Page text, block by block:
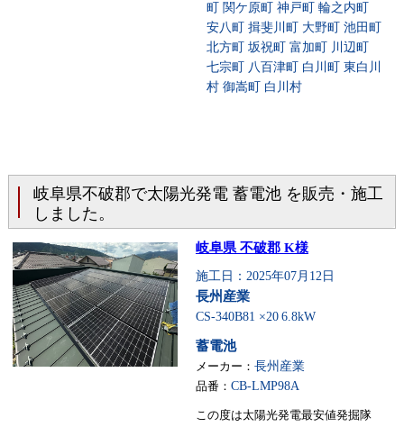
町 関ケ原町 神戸町 輪之内町
安八町 揖斐川町 大野町 池田町
北方町 坂祝町 富加町 川辺町
七宗町 八百津町 白川町 東白川
村 御嵩町 白川村
岐阜県不破郡で太陽光発電 蓄電池 を販売・施工
しました。
岐阜県 不破郡 K様
施工日：2025年07月12日
長州産業
CS-340B81 ×20 6.8kW
蓄電池
メーカー： 長州産業
品番： CB-LMP98A
この度は太陽光発電最安値発掘隊